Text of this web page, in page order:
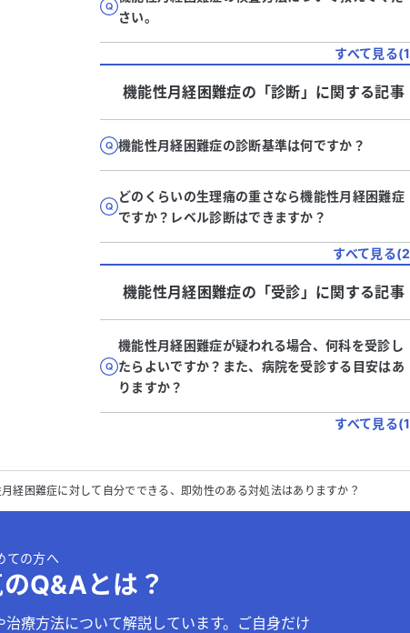
さい。
すべて見る(1
機能性月経困難症の「診断 」に関する記事
機能性月経困難症の診断基準は何ですか？
どのくらいの生理痛の重さなら機能性月経困難症
ですか？レベル診断はできますか？
すべて見る(2
機能性月経困難症の「受診 」に関する記事
機能性月経困難症が疑われる場合、何科を受診し
たらよいですか？また、病院を受診する目安はあ
りますか？
すべて見る(1
経困難症に対して自分でできる、即効性のある対処法はありますか？
ての方へ
Q&Aとは？
療方法について解説しています。ご自身だけ